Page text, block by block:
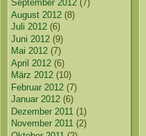
September 2012 (7)
August 2012 (8)
Juli 2012 (6)
Juni 2012 (9)
Mai 2012 (7)
April 2012 (6)
März 2012 (10)
Februar 2012 (7)
Januar 2012 (6)
Dezember 2011 (1)
November 2011 (2)